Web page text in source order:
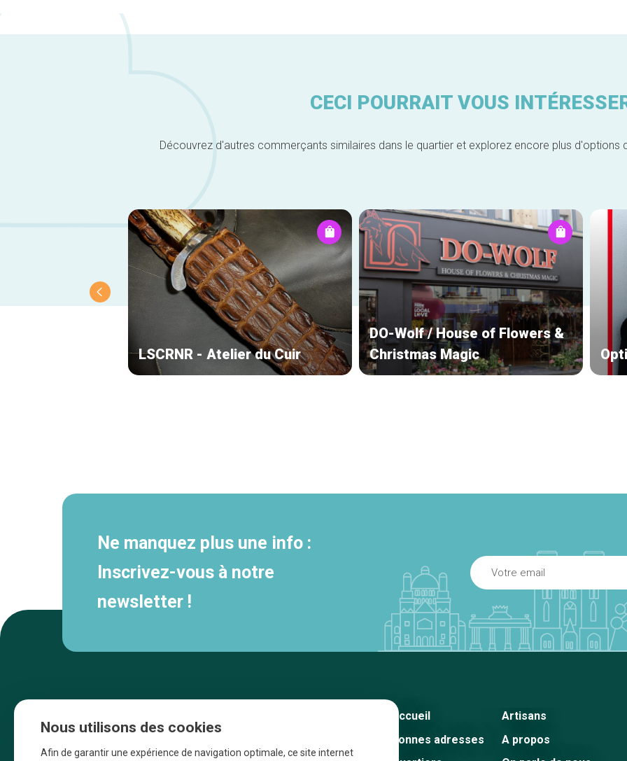
CECI POURRAIT VOUS
Découvrez d'autres commerçants similaires dans le quartier et explorez encore plus d'options
LSCRNR - Atelier du Cuir
DO-Wolf / House of Flowers &
Christmas Magic
Ne manquez plus une info :
Inscrivez-vous à notre
newsletter !
Accueil
Bonnes adresses
Artisans
A propos
Nous utilisons des cookies
Afin de garantir une expérience de navigation optimale, ce site internet